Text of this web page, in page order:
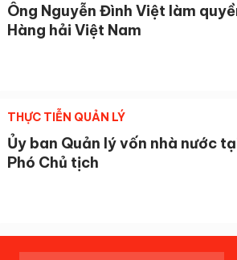
Ông Nguyễn Đình Việt làm
Hàng hải Việt Nam
THỰC TIỄN QUẢN LÝ
Ủy ban Quản lý vốn nhà nước
Phó Chủ tịch